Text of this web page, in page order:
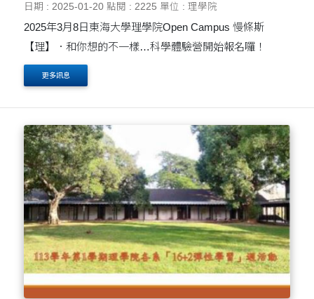
日期 : 2025-01-20 點閱 : 2225 單位 : 理學院
2025年3月8日東海大學理學院Open Campus 慢條斯
【理】．和你想的不一樣…科學體驗營開始報名囉！
更多訊息